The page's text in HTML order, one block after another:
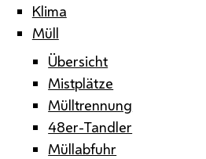
Klima
Müll
Übersicht
Mistplätze
Mülltrennung
48er-Tandler
Müllabfuhr